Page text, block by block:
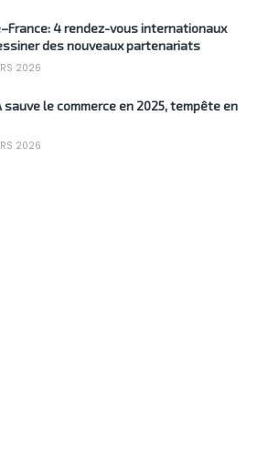
4 rendez-vous internationaux
des nouveaux partenariats
2026
sauve le commerce en 2025, tempête en
2026